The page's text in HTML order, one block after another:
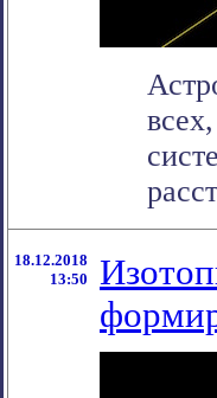
18.12.2018
13:50